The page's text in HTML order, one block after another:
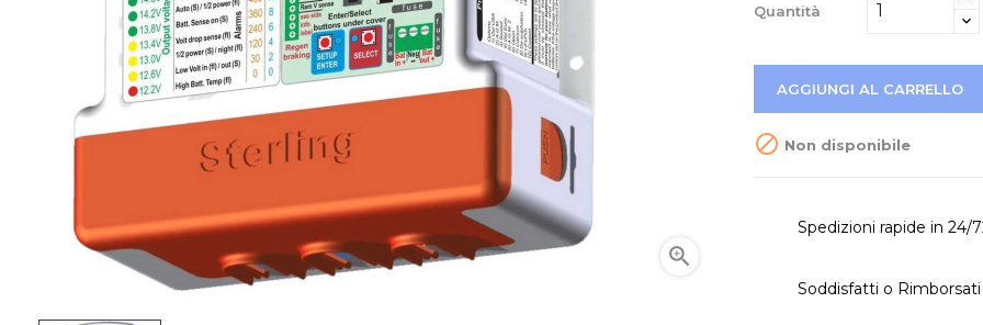

Quantità
AGGIUNGI AL CARRELLO
 Non disponibile
Spedizioni rapide in 24/
Soddisfatti o Rimborsati